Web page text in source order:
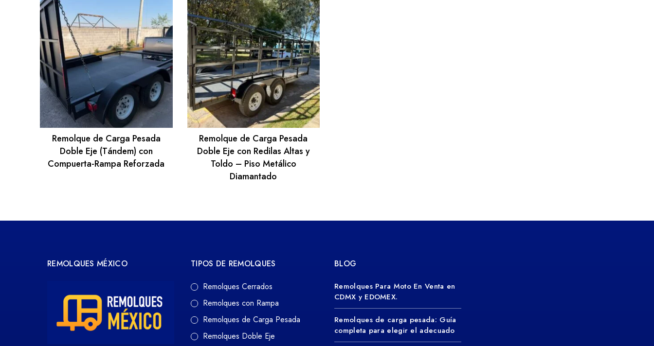
Remolque de Carga Pesada
Doble Eje (Tándem) con
Compuerta-Rampa Reforzada
Remolque de Carga Pesada
Doble Eje con Redilas Altas y
Toldo – Piso Metálico
Diamantado
REMOLQUES MÉXICO TIPOS DE REMOLQUES
Remolques Cerrados
Remolques con Rampa
Remolques de Carga Pesada
Remolques Doble Eje
BLOG
Remolques Para Moto En Venta en
CDMX y EDOMEX.
Remolques de carga pesada: Guía
completa para elegir el adecuado